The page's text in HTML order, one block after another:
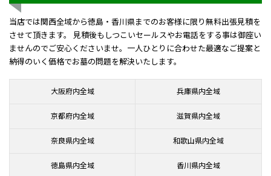
当店では関西全域から徳島・香川県までのお客様に限り無料出張見積を
させて頂きます。 見積後もしつこいセールスやお電話をする事は御座い
ませんのでご安心くださいませ。一人ひとりに合わせた最適なご提案と
納得のいく価格でお墓の問題を解決いたします。
大阪府内全域 兵庫県内全域
京都府内全域 滋賀県内全域
奈良県内全域 和歌山県内全域
徳島県内全域 香川県内全域